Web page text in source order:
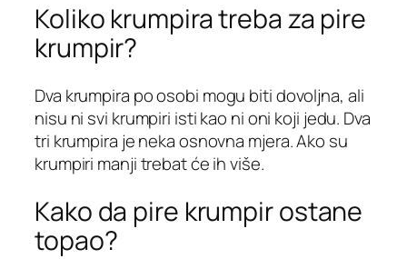
Koliko krumpira treba za pire
krumpir?
Dva krumpira po osobi mogu biti dovoljna, ali
nisu ni svi krumpiri isti kao ni oni koji jedu. Dva
tri krumpira je neka osnovna mjera. Ako su
krumpiri manji trebat će ih više.
Kako da pire krumpir ostane
topao?